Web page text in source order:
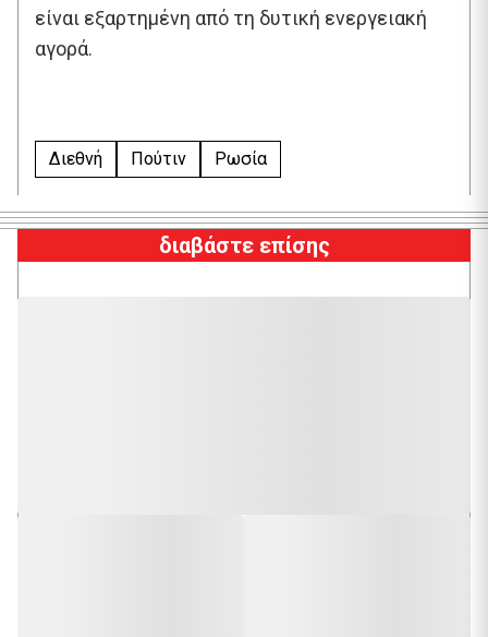
είναι εξαρτημένη από τη δυτική ενεργειακή
αγορά.
Διεθνή Πούτιν Ρωσία
διαβάστε επίσης